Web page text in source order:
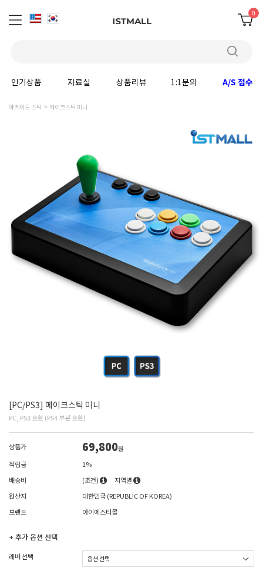
0
인기상품 자료실 상품리뷰 1:1문의 A/S 접수
아케이드 스틱 메이크스틱 미니
[PC/PS3] 메이크스틱 미니
PC, PS3 호환 (PS4 부분 호환)
상품가 69,800원
적립금
1%
배송비
(조건)
지역별
원산지
대한민국 (REPUBLIC OF KOREA)
브랜드
아이에스티몰
+ 추가 옵션 선택
레버 선택